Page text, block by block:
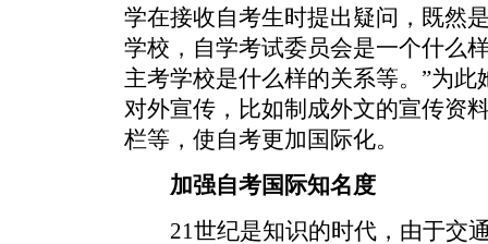
学在接收自考生时提出疑问，既然
学校，自学考试委员会是一个什么
主考学校是什么样的关系等。”为
对外宣传，比如制成外文的宣传资
栏等，使自考更加国际化。
加强自考国际知名度
21世纪是知识的时代，由于交通